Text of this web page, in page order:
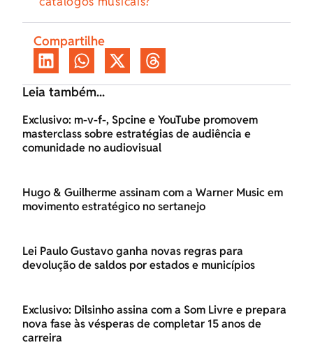
Compartilhe
Leia também...
Exclusivo: m-v-f-, Spcine e YouTube promovem
masterclass sobre estratégias de audiência e
comunidade no audiovisual
Hugo & Guilherme assinam com a Warner Music em
movimento estratégico no sertanejo
Lei Paulo Gustavo ganha novas regras para
devolução de saldos por estados e municípios
Exclusivo: Dilsinho assina com a Som Livre e prepara
nova fase às vésperas de completar 15 anos de
carreira